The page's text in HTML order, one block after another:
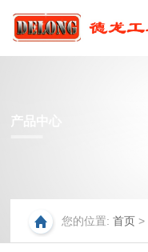
产品中心
您的位置:首页 >